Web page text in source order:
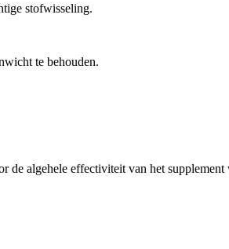
stofwisseling.
te behouden.
de algehele effectiviteit van het